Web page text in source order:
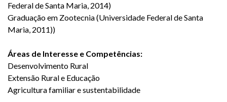
Federal de Santa Maria, 2014)
Graduação em Zootecnia (Universidade Federal de Santa
Maria, 2011))
Áreas de Interesse e Competências:
Desenvolvimento Rural
Extensão Rural e Educação
Agricultura familiar e sustentabilidade